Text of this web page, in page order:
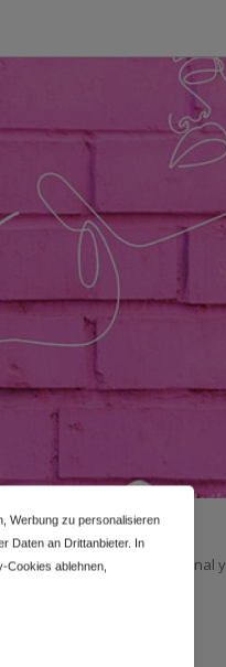
a tu desarrollo personal y
Werbung zu personalisieren
Daten an Drittanbieter. In
Cookies ablehnen,